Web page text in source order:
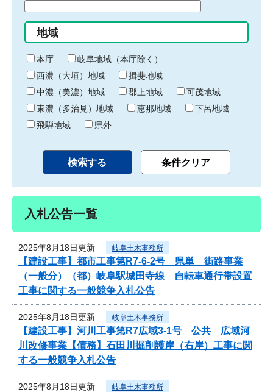
始
り
間
終
わ
り
地域
本庁
岐阜地域（本庁除く）
西濃（大垣）地域
揖斐地域
中濃（美濃）地域
郡上地域
可茂地域
東濃（多治見）地域
恵那地域
下呂地域
飛騨地域
県外
入札公告一覧
2025年8月18日更新 岐阜土木事務所
【建設工事】都市工事第R7-6-2号 県単 街路事業
（一般分）（都）岐阜駅城田寺線 自転車通行帯設置
工事に関する一般競争入札公告
2025年8月18日更新 岐阜土木事務所
【建設工事】河川工事第R7広域3-1号 公共 広域河
川改修事業【債務】石田川掘削護岸（右岸）工事に関
する一般競争入札公告
2025年8月18日更新 岐阜土木事務所